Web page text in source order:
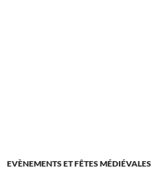
EVÈNEMENTS ET FÊTES MÉDIÉVALES